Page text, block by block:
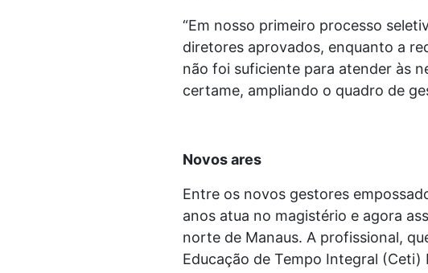
“Em nosso primeiro processo
diretores aprovados, enquanto a
não foi suficiente para atender às
certame, ampliando o quadro de
Novos ares
Entre os novos gestores
anos atua no magistério e agora
norte de Manaus. A profissional,
Educação de Tempo Integral